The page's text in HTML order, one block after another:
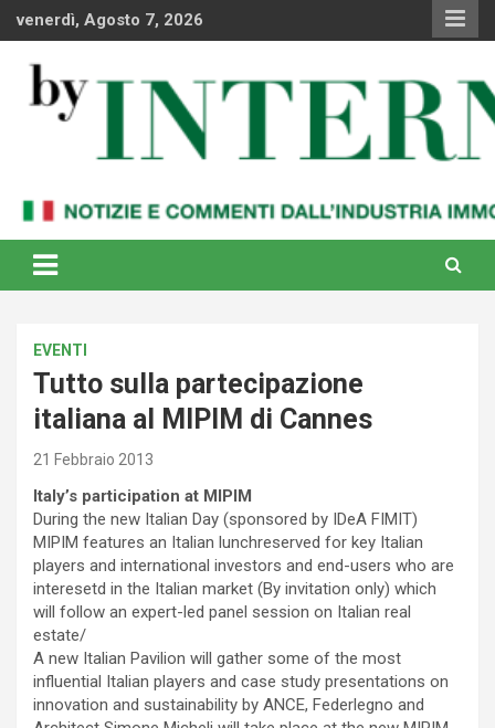
venerdì, Agosto 7, 2026
By Internews
internazionale
EVENTI
Tutto sulla partecipazione
italiana al MIPIM di Cannes
21 Febbraio 2013
Italy’s participation at MIPIM
During the new Italian Day (sponsored by IDeA FIMIT)
MIPIM features an Italian lunchreserved for key Italian
players and international investors and end-users who are
interesetd in the Italian market (By invitation only) which
will follow an expert-led panel session on Italian real
estate/
A new Italian Pavilion will gather some of the most
influential Italian players and case study presentations on
innovation and sustainability by ANCE, Federlegno and